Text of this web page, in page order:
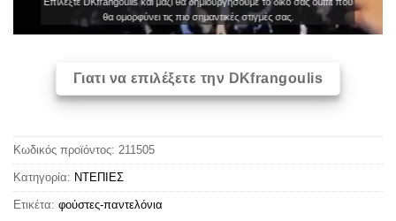
Επιλέξτε DKfrangoulis και μαζί θα δημιουργήσουμε το δικό σας outfit που
θα ομορφύνει τις πιο σημαντικές στιγμές σας.
Γιατι να επιλέξετε την DKfrangoulis
Κωδικός προϊόντος: 211505
Κατηγορία: ΝΤΕΠΙΕΣ
Ετικέτα: φούστες-παντελόνια